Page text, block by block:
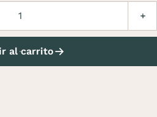
al carrito